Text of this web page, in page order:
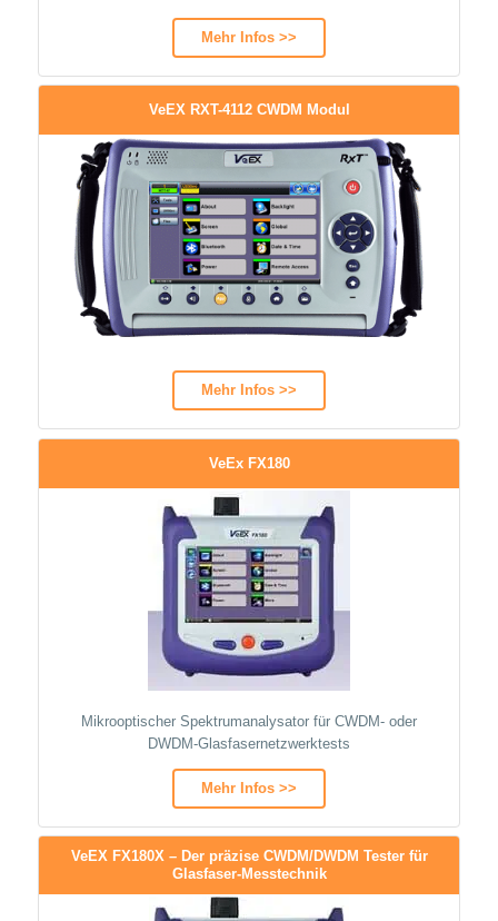
Mehr Infos >>
VeEX RXT-4112 CWDM Modul
Mehr Infos >>
VeEx FX180
Mikrooptischer Spektrumanalysator für CWDM- oder
DWDM-Glasfasernetzwerktests
Mehr Infos >>
VeEX FX180X – Der präzise CWDM/DWDM Tester für
Glasfaser-Messtechnik